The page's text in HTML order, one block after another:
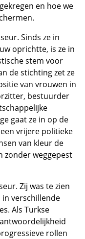
en hoe we
Sinds ze in
oprichtte, is ze in
stem voor
de stichting zet ze
van vrouwen in
bestuurder
gaat ze in op de
vrijere politieke
van kleur de
zonder weggepest
Zij was te zien
in verschillende
Als Turkse
rollen